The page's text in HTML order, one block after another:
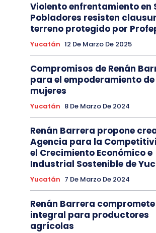
Violento enfrentamiento en
Pobladores resisten
terreno protegido por
Yucatán 12 De Marzo De 2025
Compromisos de Renán
para el empoderamiento
mujeres
Yucatán 8 De Marzo De 2024
Renán Barrera propone
Agencia para la
el Crecimiento Económico e
Industrial Sostenible de
Yucatán 7 De Marzo De 2024
Renán Barrera
integral para productores
agrícolas